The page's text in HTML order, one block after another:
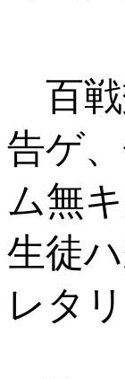
百戦
告ゲ
ム無
生徒
レタリ